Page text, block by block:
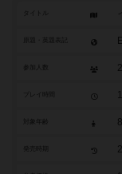
タイトル
参加人数